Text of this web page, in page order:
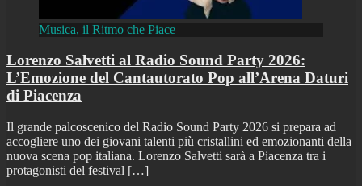
Musica, il Ritmo che Piace
Lorenzo Salvetti al Radio Sound Party 2026:
L’Emozione del Cantautorato Pop all’Arena Daturi
di Piacenza
Il grande palcoscenico del Radio Sound Party 2026 si prepara ad
accogliere uno dei giovani talenti più cristallini ed emozionanti della
nuova scena pop italiana. Lorenzo Salvetti sarà a Piacenza tra i
protagonisti del festival […]